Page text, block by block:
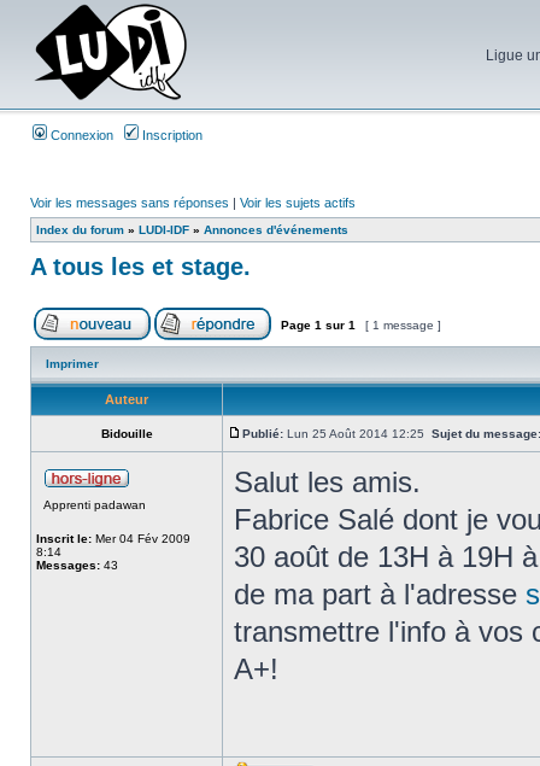
Ligue
Connexion Inscription
Voir les messages sans réponses | Voir les sujets actifs
Index du forum » LUDI-IDF » Annonces d'événements
A tous les et stage.
Page 1 sur 1 [ 1 message ]
Imprimer
Auteur
Bidouille Publié: Lun 25 Août 2014 12:25 Sujet du message:
Apprenti padawan
Inscrit le: Mer 04 Fév 2009
8:14
Messages: 43
Salut les amis.
Fabrice Salé dont je
30 août de 13H à 19H
de ma part à l'adresse
transmettre l'info à vos
A+!